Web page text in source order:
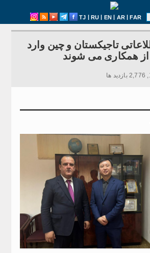
TJ | RU | EN | AR|FAR
تاجیکستان و چین وارد
همکاری می شوند